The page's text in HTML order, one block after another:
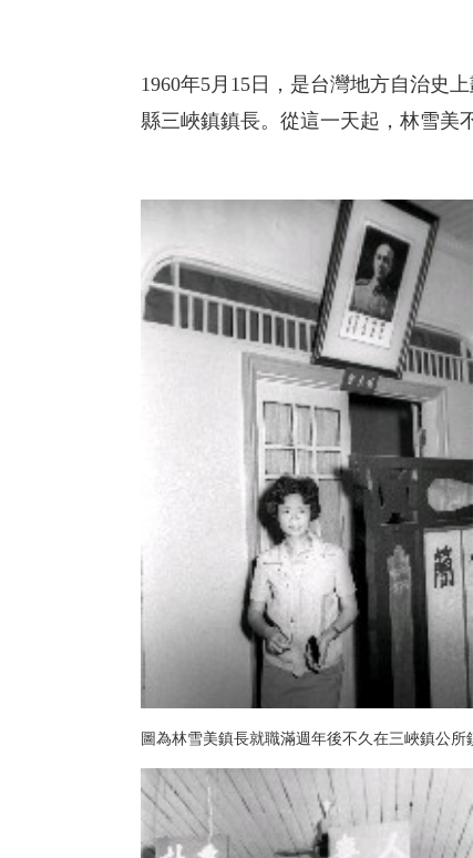
1960年5月15日，是台灣地方自治史
縣三峽鎮鎮長。從這一天起，林雪美
圖為林雪美鎮長就職滿週年後不久在三峽鎮公